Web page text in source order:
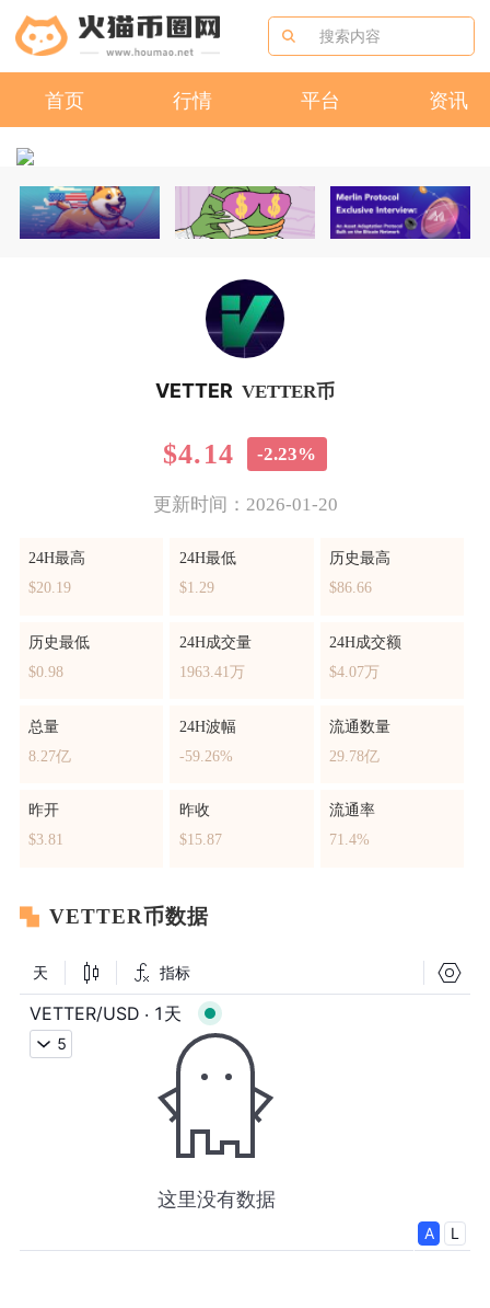
首页 行情 平台 资讯
VETTER VETTER币
$4.14 -2.23%
更新时间：2026-01-20
24H最高
$20.19
24H最低
$1.29
历史最高
$86.66
历史最低
$0.98
24H成交量
1963.41万
24H成交额
$4.07万
总量
8.27亿
24H波幅
-59.26%
流通数量
29.78亿
昨开
$3.81
昨收
$15.87
流通率
71.4%
VETTER币数据